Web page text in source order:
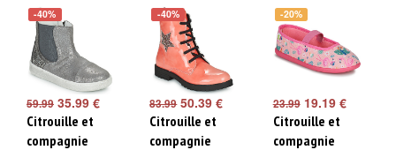
-40%
59.99 35.99 €
Citrouille et
compagnie
-40%
83.9950.39 €
Citrouille et
compagnie
-20%
23.9919.19 €
Citrouille et
compagnie